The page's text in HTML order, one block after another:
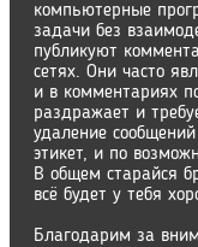
компьютерные
задачи без
публикуют
сетях. Они часто
и в комментариях
раздражает и
удаление
этикет, и по
В общем старайся
всё будет у тебя
Благодарим за